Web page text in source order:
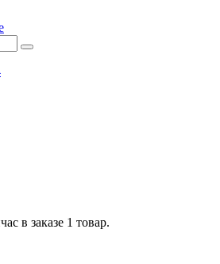
в заказе 1 товар.